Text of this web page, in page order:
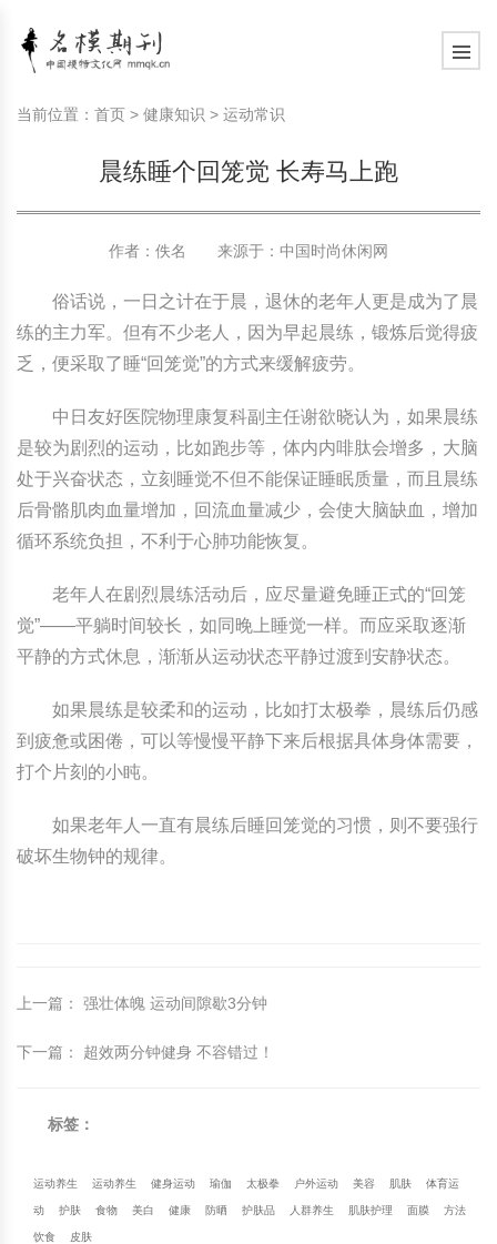
美容护肤知识
美容护肤知识
当前位置： 首页 > 健康知识 > 运动常识
晨练睡个回笼觉 长寿马上跑
作者：佚名 来源于： 中国时尚休闲网
俗话说，一日之计在于晨，退休的老年人更是成为了晨
练的主力军。但有不少老人，因为早起晨练，锻炼后觉得疲
乏，便采取了睡“回笼觉”的方式来缓解疲劳。
中日友好医院物理康复科副主任谢欲晓认为，如果晨练
是较为剧烈的运动，比如跑步等，体内内啡肽会增多，大脑
处于兴奋状态，立刻睡觉不但不能保证睡眠质量，而且晨练
后骨骼肌肉血量增加，回流血量减少，会使大脑缺血，增加
循环系统负担，不利于心肺功能恢复。
老年人在剧烈晨练活动后，应尽量避免睡正式的“回笼
觉”——平躺时间较长，如同晚上睡觉一样。而应采取逐渐
平静的方式休息，渐渐从运动状态平静过渡到安静状态。
如果晨练是较柔和的运动，比如打太极拳，晨练后仍感
到疲惫或困倦，可以等慢慢平静下来后根据具体身体需要，
打个片刻的小盹。
如果老年人一直有晨练后睡回笼觉的习惯，则不要强行
破坏生物钟的规律。
上一篇 ： 强壮体魄 运动间隙歇3分钟
下一篇 ： 超效两分钟健身 不容错过！
标签：
运动养生 运动养生 健身运动 瑜伽 太极拳 户外运动 美容 肌肤 体育运
动 护肤 食物 美白 健康 防晒 护肤品 人群养生 肌肤护理 面膜 方法
饮食 皮肤